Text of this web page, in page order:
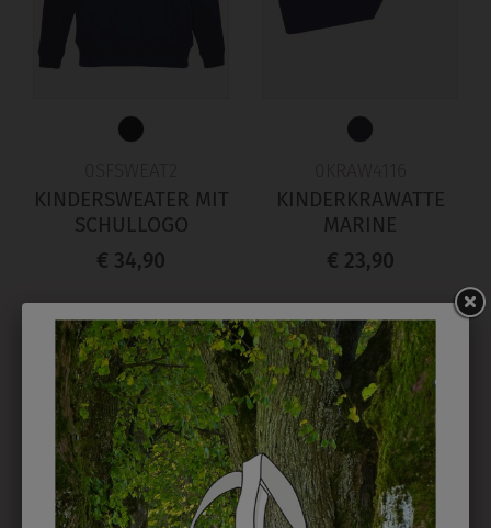
KINDERSWEATER MIT
SCHULLOGO
€ 34,90
KINDERKRAWATTE
MARINE
€ 23,90